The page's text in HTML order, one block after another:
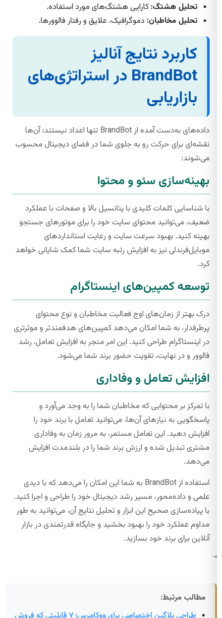
تحلیل هشتگ: کارایی هشتگ‌های مورد استفاده.
تحلیل مخاطبان: دموگرافیک، علایق و رفتار فالوورها.
کاربرد نتایج آنالیز
BrandBot در استراتژی‌های
بازاریابی
داده‌های به‌دست آمده از BrandBot تنها اعداد نیستند؛ آن‌ها
نقشه‌ای برای حرکت رو به جلوی شما در فضای دیجیتال محسوب
می‌شوند:
بهینه‌سازی سئو و محتوا
با شناسایی کلمات کلیدی با پتانسیل بالا و صفحات با عملکرد
ضعیف، می‌توانید محتوای سایت خود را برای موتورهای جستجو
بهینه کنید. بهبود سرعت سایت و رعایت استانداردهای
موبایل‌فرندلی نیز به افزایش رتبه سایت شما کمک شایانی خواهد
کرد.
توسعه کمپین‌های اینستاگرام
درک بهتر از زمان‌های اوج فعالیت مخاطبان و نوع محتوای
پرطرفدار، به شما امکان می‌دهد کمپین‌های هدفمندتر و موثرتری
در اینستاگرام طراحی کنید. این امر منجر به افزایش تعامل، رشد
فالوور و در نهایت، تقویت حضور برند شما می‌شود.
افزایش تعامل و وفاداری
با تمرکز بر محتوایی که مخاطبان شما را به وجد می‌آورد و
پاسخگویی به نیازهای آن‌ها، می‌توانید تعامل با برند خود را
افزایش دهید. این تعامل مستمر، به مرور زمان به وفاداری
مشتری تبدیل شده و ارزش برند شما را در بلندمدت افزایش
می‌دهد.
استفاده از BrandBot به شما این امکان را می‌دهد که با دیدی
علمی و داده‌محور، مسیر رشد دیجیتال خود را طراحی و اجرا کنید.
با پیاده‌سازی صحیح این ابزار و تحلیل نتایج آن، می‌توانید به طور
مداوم عملکرد خود را بهبود بخشید و جایگاه قدرتمندی در بازار
آنلاین برای برند خود بسازید.
“`
مطالب مرتبط: